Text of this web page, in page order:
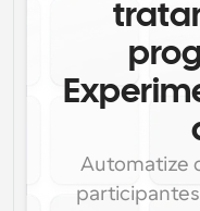
Automatize